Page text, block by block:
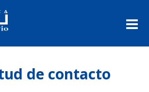
de contacto